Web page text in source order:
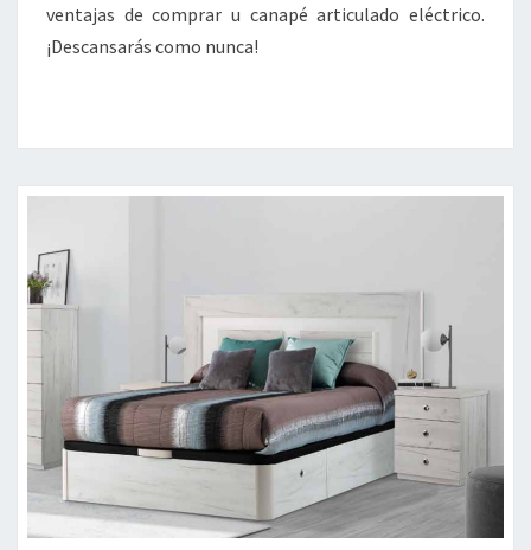
ventajas de comprar u canapé articulado eléctrico.
¡Descansarás como nunca!